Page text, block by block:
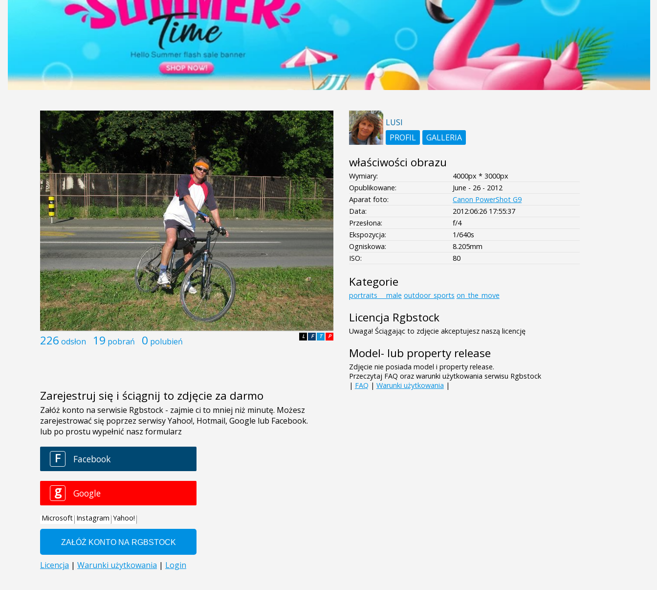
226 odsłon 19 pobrań 0 polubień P
T
F
L
Zarejestruj się i ściągnij to zdjęcie za darmo
LUSI
PROFIL
GALLERIA
właściwości obrazu
Wymiary:
4000px * 3000px
Opublikowane:
June - 26 - 2012
Aparat foto:
Canon PowerShot G9
Data:
2012:06:26 17:55:37
Przesłona:
f/4
Ekspozycja:
1/640s
Ogniskowa:
8.205mm
ISO:
80
Kategorie
portraits___male outdoor_sports on_the_move
Licencja Rgbstock
Uwaga! Ściągając to zdjęcie akceptujesz naszą licencję
Model- lub property release
Zdjęcie nie posiada model i property release.
Przeczytaj FAQ oraz warunki użytkowania serwisu Rgbstock
| FAQ | Warunki użytkowania |